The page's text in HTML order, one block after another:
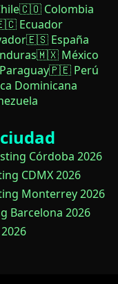
🇨🇴 Colombia
Ecuador
🇪🇸 España
🇲🇽 México
🇵🇪 Perú
Dominicana
Córdoba 2026
CDMX 2026
Monterrey 2026
Barcelona 2026